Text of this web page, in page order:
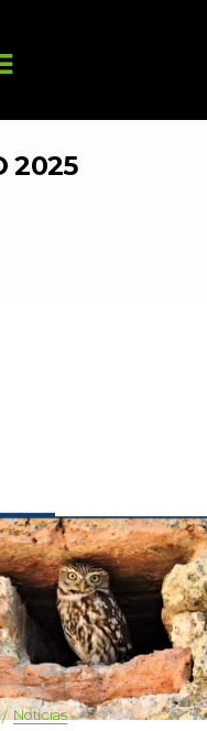
2025
Noticia